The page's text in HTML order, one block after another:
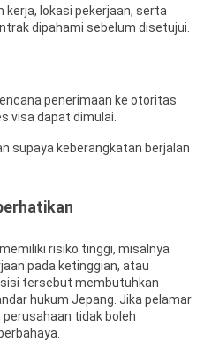
kerja, lokasi pekerjaan, serta
dipahami sebelum disetujui.
penerimaan ke otoritas
visa dapat dimulai.
supaya keberangkatan berjalan
risiko tinggi, misalnya
pada ketinggian, atau
tersebut membutuhkan
hukum Jepang. Jika pelamar
tidak boleh